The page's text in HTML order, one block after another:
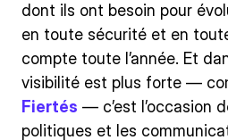
dont ils ont besoin pour
en toute sécurité et en
compte toute l’année. Et
visibilité est plus forte —
Fiertés — c’est l’occasion
politiques et les